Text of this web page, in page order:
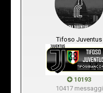
Tifoso Juventus
10193
10417 messaggi